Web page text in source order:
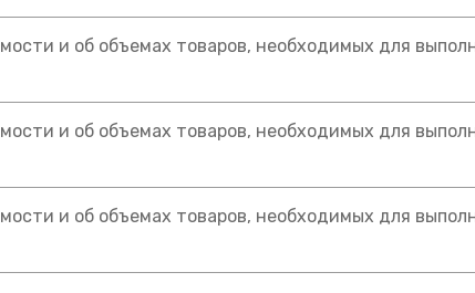
и об объемах товаров, необходимых для
и об объемах товаров, необходимых для
и об объемах товаров, необходимых для